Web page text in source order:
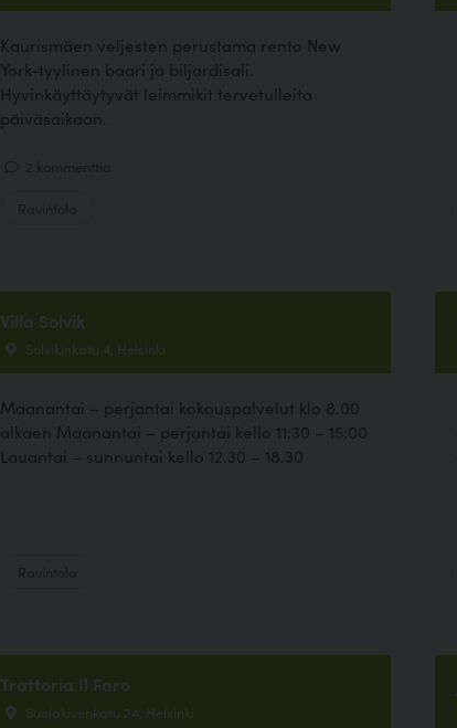
Kaurismäen veljesten perustama rento New
York-tyylinen baari ja biljardisali.
Hyvinkäyttäytyvät leimmikit tervetulleita
päiväsaikaan.
Villa Solvik
Solvikinkatu 4, Helsinki
Maanantai – perjantai kokouspalvelut klo 8.00
alkaen Maanantai – perjantai kello 11:30 – 15:00
Lauantai – sunnuntai kello 12.30 – 18.30
Trattoria Il Faro
Suolakivenkatu 24, Helsinki